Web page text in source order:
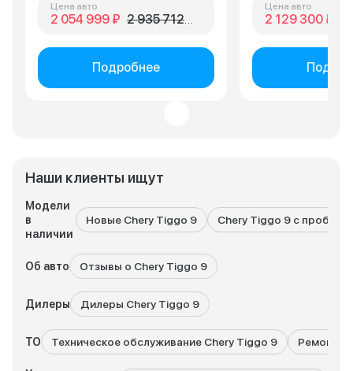
Наши клиенты ищут
Модели
в
наличии
Новые Chery Tiggo 9 Chery Tiggo 9 с
Об авто Отзывы о Chery Tiggo 9
Дилеры Дилеры Chery Tiggo 9
ТО Техническое обслуживание Chery Tiggo 9 Ремонт
Цена авто
2 054 999 ₽ 2 935 712 ₽
Подробнее
Цена авто
2 129 300 ₽